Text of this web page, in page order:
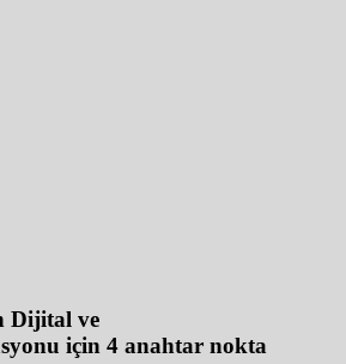
Dijital ve
için 4 anahtar nokta